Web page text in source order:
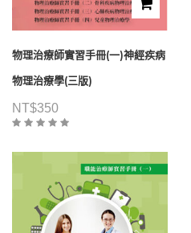
物理治療師實習手冊(一)神經疾病
物理治療學(三版)
NT$350